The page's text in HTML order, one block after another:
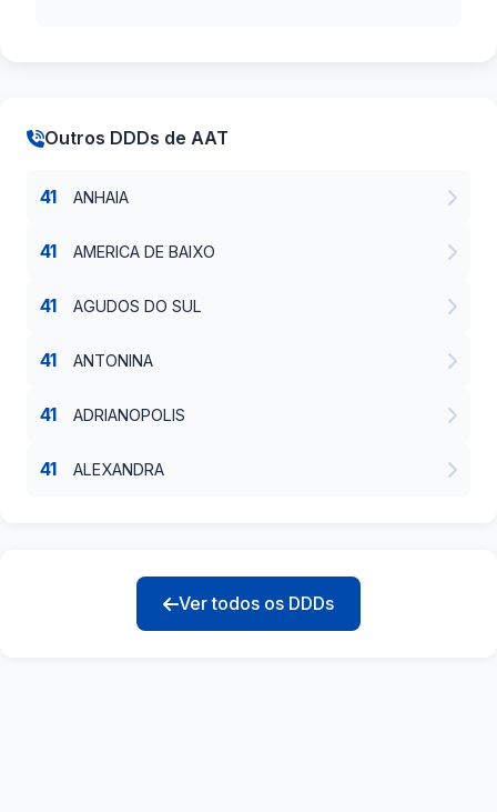
Outros DDDs de AAT
41 ANHAIA
41 AMERICA DE BAIXO
41 AGUDOS DO SUL
41 ANTONINA
41 ADRIANOPOLIS
41 ALEXANDRA
Ver todos os DDDs